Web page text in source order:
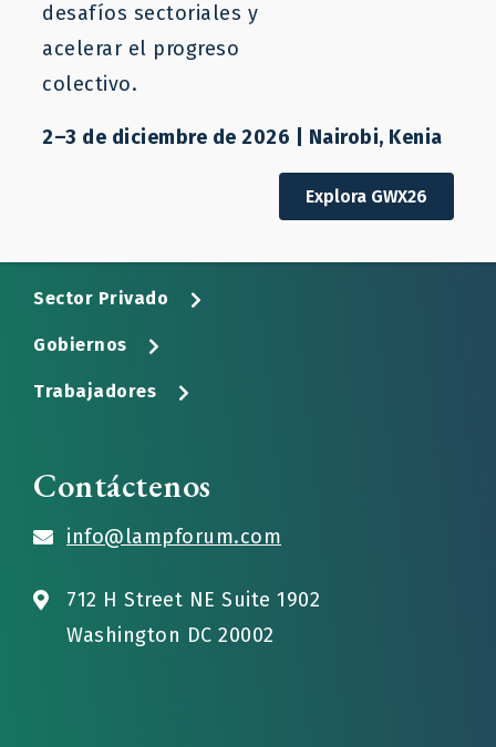
millones de trabajadores de países de
bajos ingresos.
Sector Privado
Gobiernos
Trabajadores
Contáctenos
info@lampforum.com
712 H Street NE Suite 1902
Washington DC 20002
desafíos sectoriales y
acelerar el progreso
colectivo.
2–3 de diciembre de 2026 | Nairobi, Kenia
Explora GWX26